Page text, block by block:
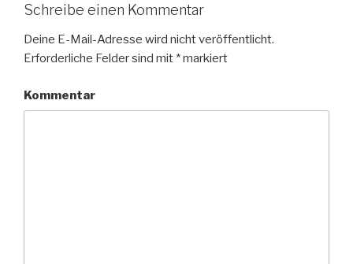
Schreibe einen Kommentar
Deine E-Mail-Adresse wird nicht veröffentlicht.
Erforderliche Felder sind mit *markiert
Kommentar